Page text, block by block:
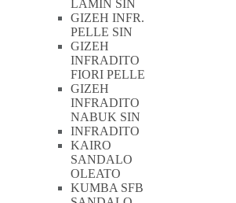
LAMIN SIN
GIZEH INFR.
PELLE SIN
GIZEH
INFRADITO
FIORI PELLE
GIZEH
INFRADITO
NABUK SIN
INFRADITO
KAIRO
SANDALO
OLEATO
KUMBA SFB